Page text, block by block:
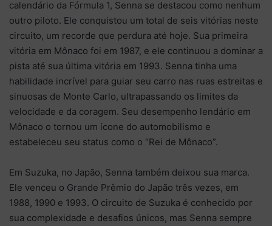
calendário da Fórmula 1, Senna se destacou como nenhum
outro piloto. Ele conquistou um total de seis vitórias neste
circuito, um recorde que perdura até hoje. Sua primeira
vitória em Mônaco foi em 1987, e ele continuou a dominar a
pista até sua última vitória em 1993. Senna tinha uma
habilidade incrível para guiar seu carro nas ruas estreitas e
sinuosas de Monte Carlo, ultrapassando os limites da
velocidade e da coragem. Seu desempenho lendário em
Mônaco o tornou um ícone do automobilismo e
estabeleceu seu status como o “Rei de Mônaco”.
Em Suzuka, no Japão, Senna também deixou sua marca.
Ele venceu o Grande Prêmio do Japão três vezes, em
1988, 1990 e 1993. O circuito de Suzuka é conhecido por
sua complexidade e desafios únicos, mas Senna sempre